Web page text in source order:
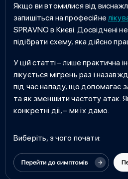
Якщо ви втомилися від
запишіться на професійне
SPRAVNO в Києві. Досвідчені
підібрати схему, яка дійсно
У цій статті – лише практична
лікується мігрень раз і
під час нападу, що допомагає
та як зменшити частоту атак.
конкретні дії, – ми їх дамо.
Виберіть, з чого почати: